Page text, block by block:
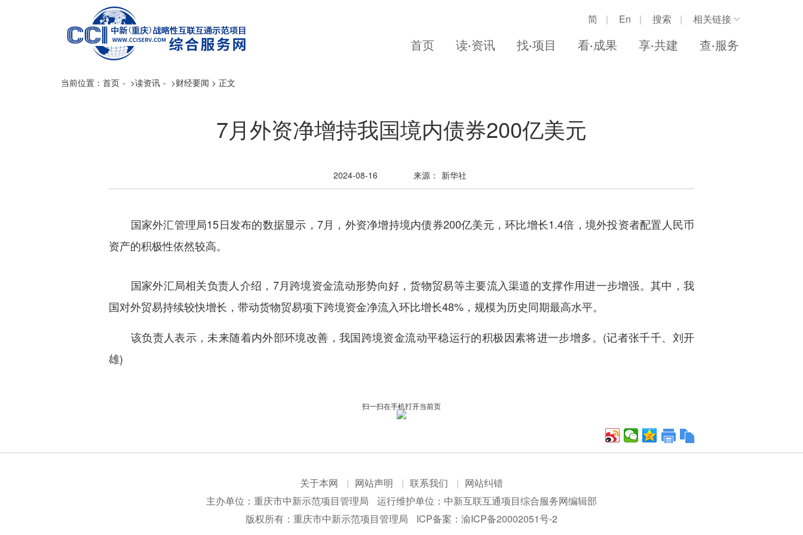
简 En 搜索
相关链接
中华人民共和国商务部
首页 读·资讯 找·项目 看·成果 享·共建 查·服务
当前位置： 首页 >读资讯 >财经要闻 > 正文
7月外资净增持我国境内债券200亿美元
2024-08-16 来源： 新华社
国家外汇管理局15日发布的数据显示，7月，外资净增持境内债券200亿美元，环比增长1.4倍，境外投资者配置人民币
资产的积极性依然较高。
国家外汇局相关负责人介绍，7月跨境资金流动形势向好，货物贸易等主要流入渠道的支撑作用进一步增强。其中，我
国对外贸易持续较快增长，带动货物贸易项下跨境资金净流入环比增长48%，规模为历史同期最高水平。
该负责人表示，未来随着内外部环境改善，我国跨境资金流动平稳运行的积极因素将进一步增多。(记者张千千、刘开
雄)
扫一扫在手机打开当前页
关于本网 网站声明 联系我们
网站纠错
主办单位：重庆市中新示范项目管理局
运行维护单位：中新互联互通项目综合服务网编辑部
版权所有：重庆市中新示范项目管理局
ICP备案： 渝ICP备20002051号-2